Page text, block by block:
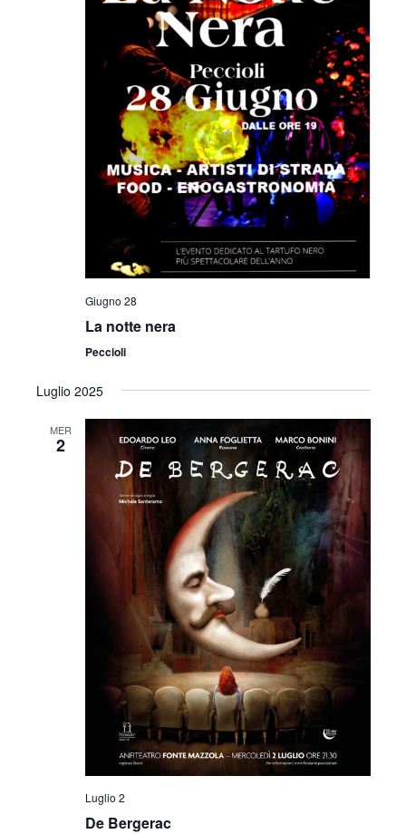
Giugno 28
La notte nera
Peccioli
Luglio 2025
MER
2
Luglio 2
De Bergerac